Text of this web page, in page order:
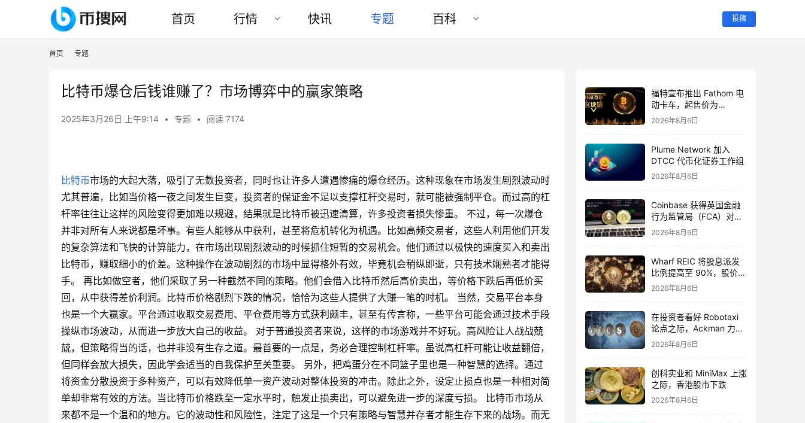
首页 行情 快讯 专题 百科 投稿
首页 专题
比特币爆仓后钱谁赚了？市场博弈中的赢家策略
2025年3月26日 上午9:14 • 专题 • 阅读 7174
比特币市场的大起大落，吸引了无数投资者，同时也让许多人遭遇惨痛的爆仓经历。这种现象在市场发生剧烈波动时
尤其普遍，比如当价格一夜之间发生巨变，投资者的保证金不足以支撑杠杆交易时，就可能被强制平仓。而过高的杠
杆率往往让这样的风险变得更加难以规避，结果就是比特币被迅速清算，许多投资者损失惨重。 不过，每一次爆仓
并非对所有人来说都是坏事。有些人能够从中获利，甚至将危机转化为机遇。比如高频交易者，这些人利用他们开发
的复杂算法和飞快的计算能力，在市场出现剧烈波动的时候抓住短暂的交易机会。他们通过以极快的速度买入和卖出
比特币，赚取细小的价差。这种操作在波动剧烈的市场中显得格外有效，毕竟机会稍纵即逝，只有技术娴熟者才能得
手。 再比如做空者，他们采取了另一种截然不同的策略。他们会借入比特币然后高价卖出，等价格下跌后再低价买
回，从中获得差价利润。比特币价格剧烈下跌的情况，恰恰为这些人提供了大赚一笔的时机。 当然，交易平台本身
也是一个大赢家。平台通过收取交易费用、平仓费用等方式获利颇丰，甚至有传言称，一些平台可能会通过技术手段
操纵市场波动，从而进一步放大自己的收益。 对于普通投资者来说，这样的市场游戏并不好玩。高风险让人战战兢
兢，但策略得当的话，也并非没有生存之道。最首要的一点是，务必合理控制杠杆率。虽说高杠杆可能让收益翻倍，
但同样会放大损失，因此学会适当的自我保护至关重要。 另外，把鸡蛋分在不同篮子里也是一种智慧的选择。通过
将资金分散投资于多种资产，可以有效降低单一资产波动对整体投资的冲击。除此之外，设定止损点也是一种相对简
单却非常有效的方法。当比特币价格跌至一定水平时，触发止损卖出，可以避免进一步的深度亏损。 比特币市场从
来都不是一个温和的地方。它的波动性和风险性，注定了这是一个只有策略与智慧并存者才能生存下来的战场。而无
福特宣布推出 Fathom 电
动卡车，起售价为
28,350 美元
2026年8月6日
Plume Network 加入
DTCC 代币化证券工作组
2026年8月6日
Coinbase 获得英国金融
行为监管局（FCA）对代
币化美国股票的全面授权
2026年8月6日
Wharf REIC 将股息派发
比例提高至 90%，股价飙
升 13.7%
2026年8月6日
在投资者看好 Robotaxi
论点之际，Ackman 力挺
Uber 股票
2026年8月6日
创科实业和 MiniMax 上涨
之际，香港股市下跌
2026年8月6日